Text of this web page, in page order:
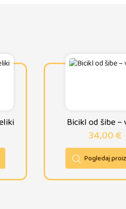
Bicikl od šibe –
34,00€
Pogledaj